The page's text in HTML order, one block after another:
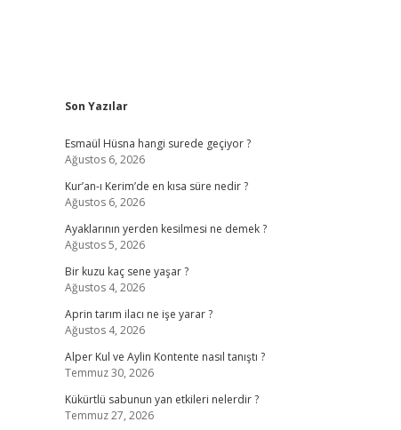
Sidebar
Son Yazılar
Esmaül Hüsna hangi surede geçiyor ?
Ağustos 6, 2026
Kur’an-ı Kerim’de en kısa süre nedir ?
Ağustos 6, 2026
Ayaklarının yerden kesilmesi ne demek ?
Ağustos 5, 2026
Bir kuzu kaç sene yaşar ?
Ağustos 4, 2026
Aprin tarım ilacı ne işe yarar ?
Ağustos 4, 2026
Alper Kul ve Aylin Kontente nasıl tanıştı ?
Temmuz 30, 2026
Kükürtlü sabunun yan etkileri nelerdir ?
Temmuz 27, 2026